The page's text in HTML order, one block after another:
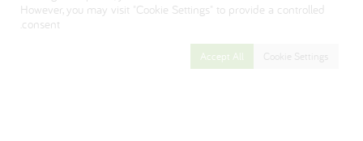
However, you may visit "Cookie Settings" to provide a controlled
consent.
Cookie Settings
Accept All